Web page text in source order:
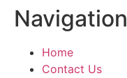
Navigation
Home
Contact Us